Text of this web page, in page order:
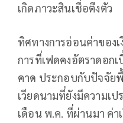
เกิดภาวะสินเชื่อตึงตัว
ทิศทางการอ่อนค่าของ
การที่เฟดคงอัตราดอก
คาด ประกอบกับปัจจัย
เวียดนามที่ยังมีความเป
เดือน พ.ค. ที่ผ่านมา ค่า